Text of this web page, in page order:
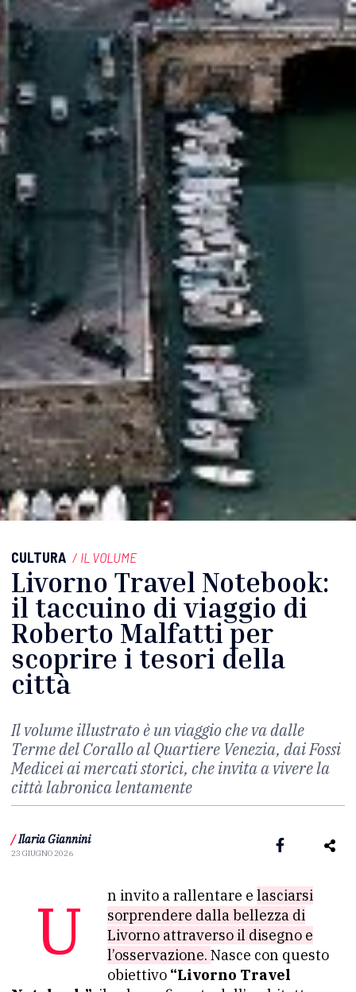
CULTURA / IL VOLUME
Livorno Travel Notebook:
il taccuino di viaggio di
Roberto Malfatti per
scoprire i tesori della
città
Il volume illustrato è un viaggio che va dalle
Terme del Corallo al Quartiere Venezia, dai Fossi
Medicei ai mercati storici, che invita a vivere la
città labronica lentamente
/ Ilaria Giannini
23 GIUGNO 2026
Un invito a rallentare e lasciarsi
sorprendere dalla bellezza di
Livorno attraverso il disegno e
l’osservazione. Nasce con questo
obiettivo “Livorno Travel